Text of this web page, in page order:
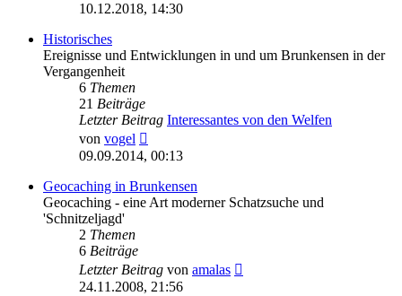
Beitrag
10.12.2018, 14:30
Historisches
Ereignisse und Entwicklungen in und um Brunkensen in der
Vergangenheit
6 Themen
21 Beiträge
Letzter Beitrag Interessantes von den Welfen
von vogel
Beitrag
09.09.2014, 00:13
Geocaching in Brunkensen
Geocaching - eine Art moderner Schatzsuche und
'Schnitzeljagd'
2 Themen
6 Beiträge
Letzter Beitrag von amalas
24.11.2008, 21:56